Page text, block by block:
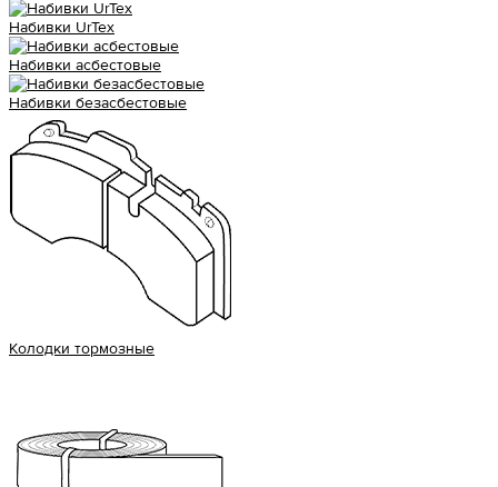
Набивки UrTex
Набивки асбестовые
Набивки безасбестовые
Колодки тормозные